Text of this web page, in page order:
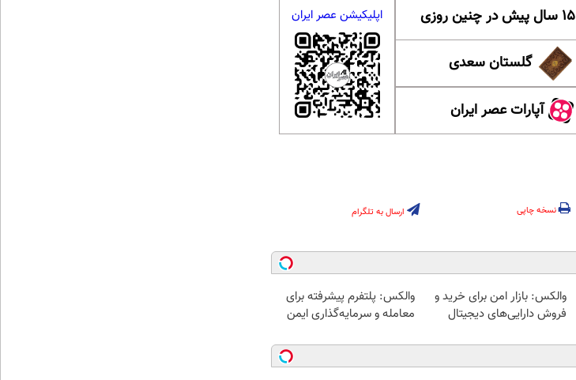
۱۵ سال پیش در چنین روزی
گلستان سعدی
آپارات عصر ایران
اپلیکیشن عصر ایران
نسخه چاپی ارسال به تلگرام
والکس: بازار امن برای خرید و
فروش دارایی‌های دیجیتال
والکس: پلتفرم پیشرفته برای
معامله و سرمایه‌گذاری ایمن